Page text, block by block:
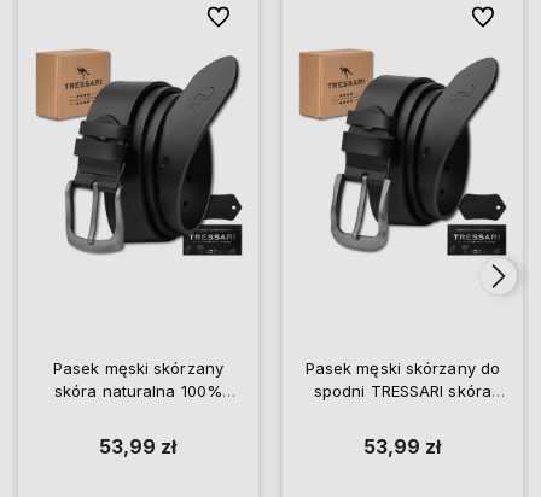
Pasek męski skórzany
skóra naturalna 100%
53,99 zł
Do ulubionych
Pasek męski skórzany do
spodni TRESSARI skóra
53,99 zł
Do